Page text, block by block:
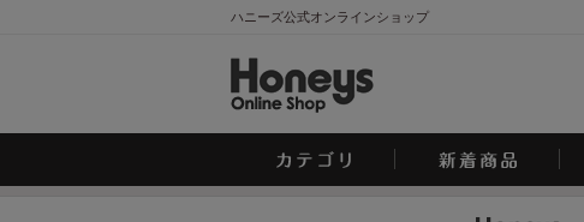
ハニーズ公式オンラインショップ